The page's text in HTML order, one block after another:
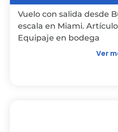
Vuelo con salida desde
escala en Miami.
Equipaje en bodega
Ver